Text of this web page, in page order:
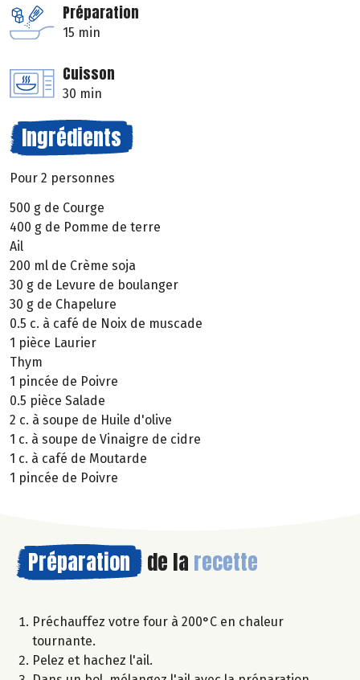
Préparation
15 min
Cuisson
30 min
Ingrédients
Pour 2 personnes
500 g de Courge
400 g de Pomme de terre
Ail
200 ml de Crème soja
30 g de Levure de boulanger
30 g de Chapelure
0.5 c. à café de Noix de muscade
1 pièce Laurier
Thym
1 pincée de Poivre
0.5 pièce Salade
2 c. à soupe de Huile d'olive
1 c. à soupe de Vinaigre de cidre
1 c. à café de Moutarde
1 pincée de Poivre
Préparation de la recette
Préchauffez votre four à 200°C en chaleur
tournante.
Pelez et hachez l'ail.